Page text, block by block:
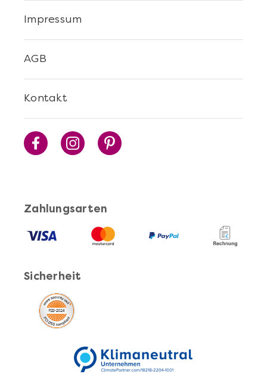
Sushi Selber Machen - DIY-Set
Cocktails Selber Machen - DIY-Set
Zahlungsarten
Sicherheit
Kontakt
AGB
Impressum